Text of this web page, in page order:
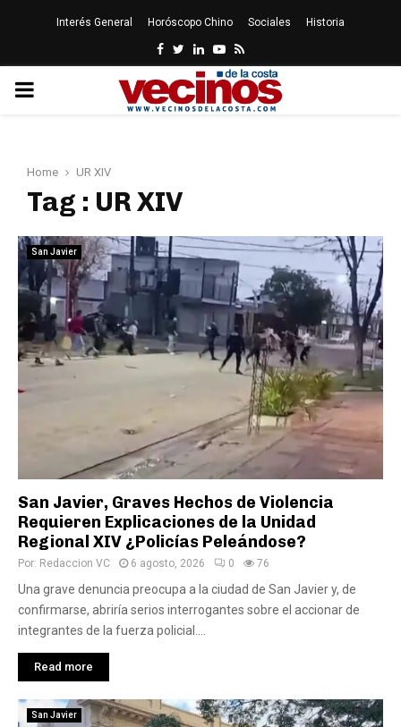
Interés General Horóscopo Chino Sociales Historia
Facebook
Twitter
LinkedinYoutube
Rss
PRIMARY
Home UR XIV
Tag : UR XIV
San Javier
San Javier, Graves Hechos de Violencia
Requieren Explicaciones de la Unidad
Regional XIV ¿Policías Peleándose?
Por: Redaccion VC 6 agosto, 2026 0 76
Una grave denuncia preocupa a la ciudad de San Javier y, de
confirmarse, abriría serios interrogantes sobre el accionar de
integrantes de la fuerza policial....
Read more
San Javier